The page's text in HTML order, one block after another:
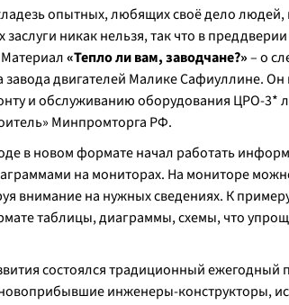
опытных, любящих своё дело
заслуги никак нельзя, так что в
«Тепло ли вам, заводчане?»– о
завода двигателей Малике Сафиуллине. Он
и обслуживанию оборудования ЦРО-3*
Минпромторга РФ.
в новом формате начал работать
на мониторах. На мониторе
внимание на нужных сведениях. К
таблицы, диаграммы, схемы, что
состоялся традиционный
инженеры-конструкторы,